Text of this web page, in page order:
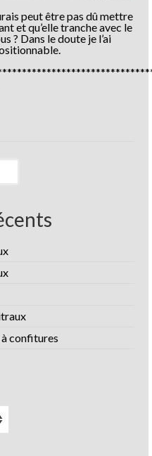
peut être pas dû mettre
et qu’elle tranche avec le
? Dans le doute je l’ai
à confitures